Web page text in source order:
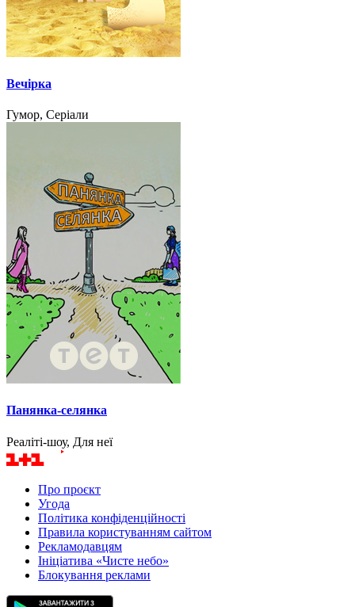
Вечірка
Гумор, Серіали
Панянка-селянка
Реаліті-шоу, Для неї
Про проєкт
Угода
Політика конфіденційності
Правила користуванням сайтом
Рекламодавцям
Ініціатива «Чисте небо»
Блокування реклами